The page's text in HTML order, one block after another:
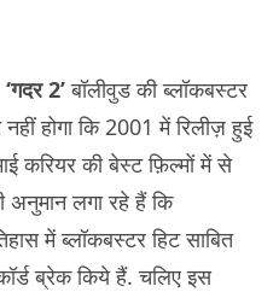
‘गदर 2’बॉलीवुड की ब्लॉकबस्टर
होगा कि 2001 में रिलीज़ हुई
करियर की बेस्ट फ़िल्मों में से
अनुमान लगा रहे हैं कि
में ब्लॉकबस्टर हिट साबित
ब्रेक किये हैं. चलिए इस